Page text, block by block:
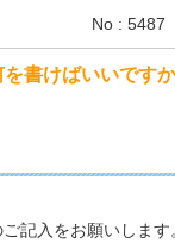
No : 5487
書けばいいです
記入をお願いします